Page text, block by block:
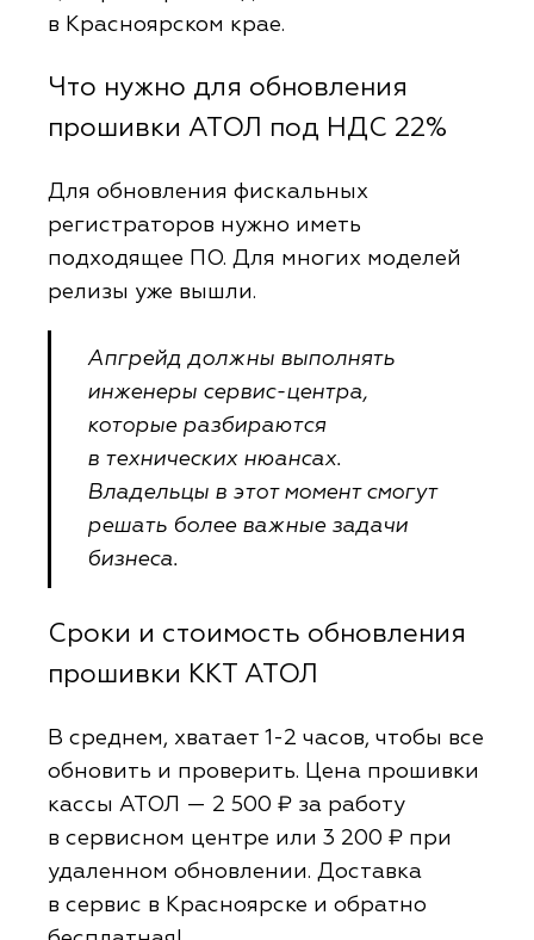
в Красноярском крае.
Что нужно для обновления
прошивки АТОЛ под НДС 22%
Для обновления фискальных
регистраторов нужно иметь
подходящее ПО. Для многих моделей
релизы уже вышли.
Апгрейд должны выполнять
инженеры сервис-центра,
которые разбираются
в технических нюансах.
Владельцы в этот момент смогут
решать более важные задачи
бизнеса.
Сроки и стоимость обновления
прошивки ККТ АТОЛ
В среднем, хватает 1-2 часов, чтобы все
обновить и проверить. Цена прошивки
кассы АТОЛ — 2 500 ₽ за работу
в сервисном центре или 3 200 ₽ при
удаленном обновлении. Доставка
в сервис в Красноярске и обратно